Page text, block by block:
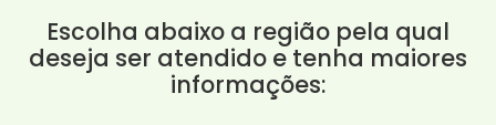
Escolha abaixo a região pela qual
deseja ser atendido e tenha maiores
informações: